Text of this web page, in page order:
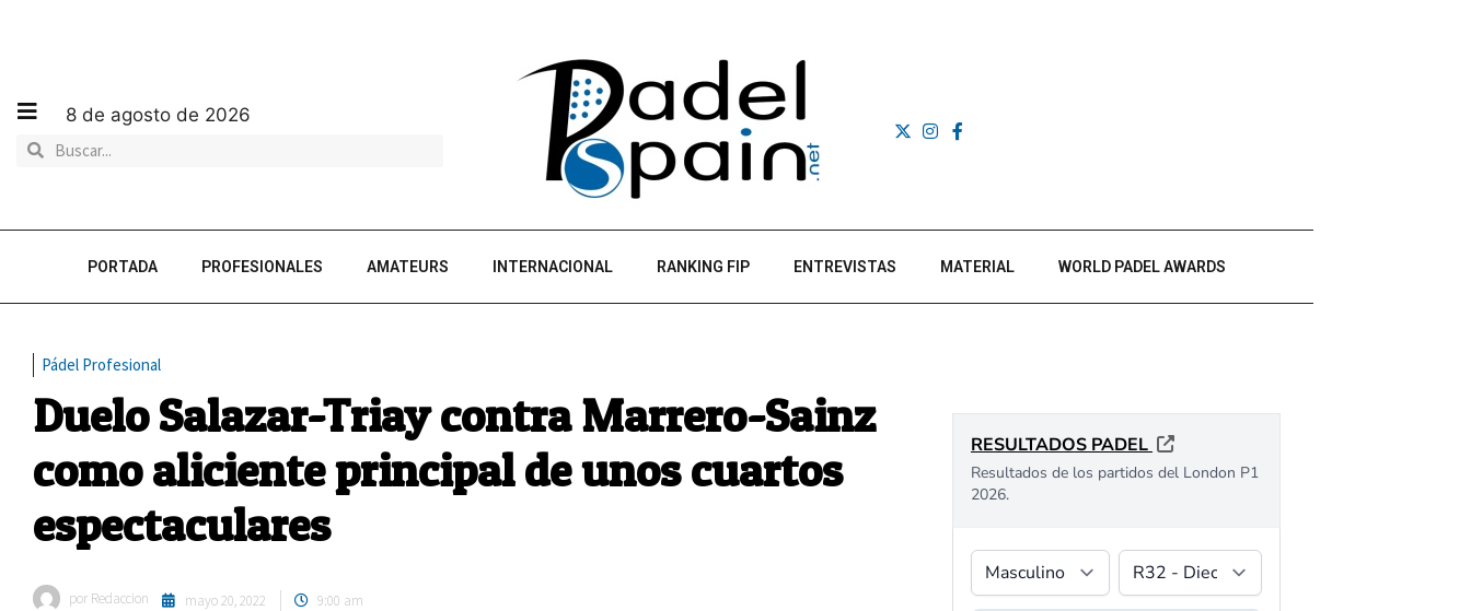
8 de agosto de 2026
PORTADA PROFESIONALES AMATEURS INTERNACIONAL RANKING FIP ENTREVISTAS MATERIAL WORLD PADEL AWARDS
Pádel Profesional
Duelo Salazar-Triay contra Marrero-Sainz
como aliciente principal de unos cuartos
espectaculares
por Redaccion mayo 20, 2022 9:00 am